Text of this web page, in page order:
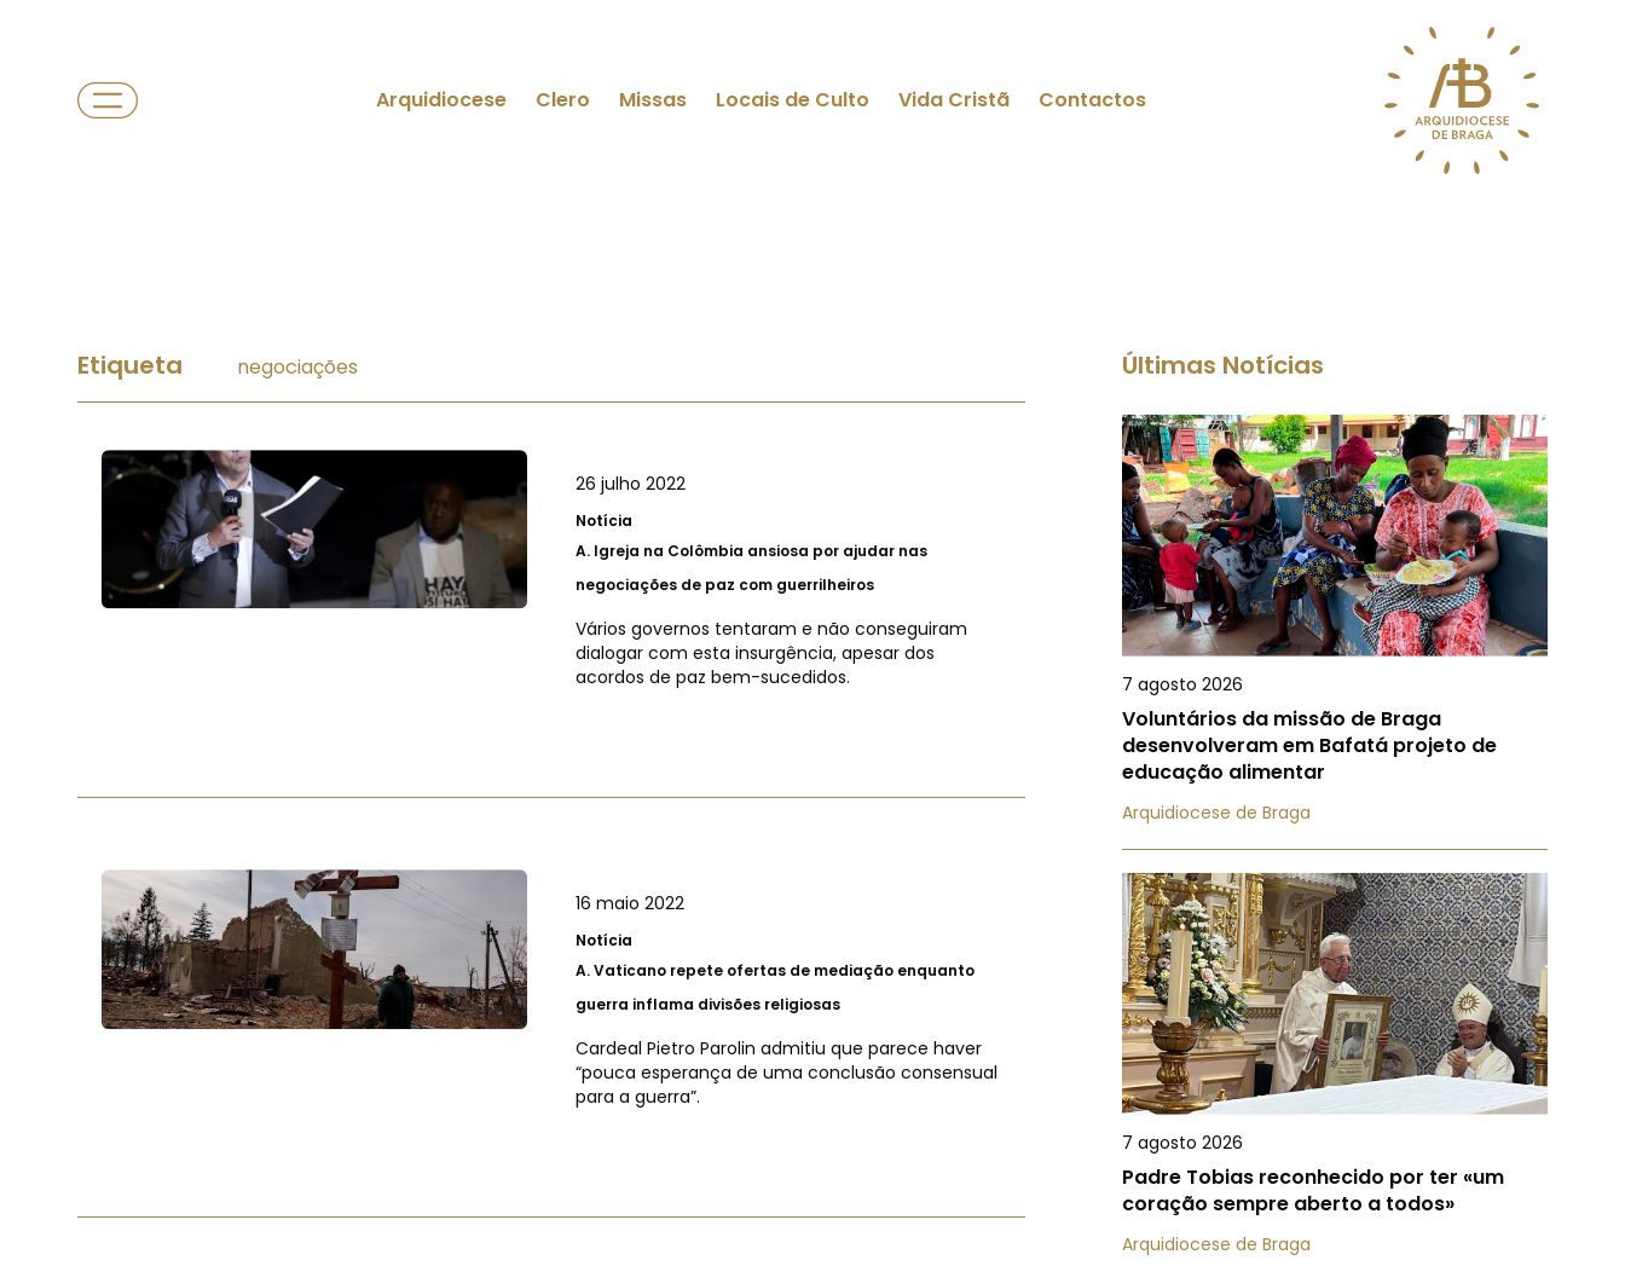
Arquidiocese Clero Missas Locais de Culto Vida Cristã Contactos
Etiqueta negociações
26 julho 2022
Notícia
A. Igreja na Colômbia ansiosa por ajudar nas
negociações de paz com guerrilheiros
Vários governos tentaram e não conseguiram
dialogar com esta insurgência, apesar dos
acordos de paz bem-sucedidos.
16 maio 2022
Notícia
A.Vaticano repete ofertas de mediação enquanto
guerra inflama divisões religiosas
Cardeal Pietro Parolin admitiu que parece haver
“pouca esperança de uma conclusão consensual
para a guerra”.
Últimas Notícias
7 agosto 2026
Voluntários da missão de Braga
desenvolveram em Bafatá projeto de
educação alimentar
Arquidiocese de Braga
7 agosto 2026
Padre Tobias reconhecido por ter «um
coração sempre aberto a todos»
Arquidiocese de Braga